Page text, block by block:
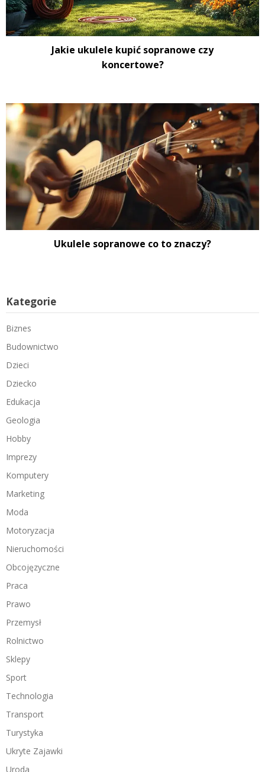
Jakie ukulele kupić sopranowe czy
koncertowe?
Ukulele sopranowe co to znaczy?
Kategorie
Biznes
Budownictwo
Dzieci
Dziecko
Edukacja
Geologia
Hobby
Imprezy
Komputery
Marketing
Moda
Motoryzacja
Nieruchomości
Obcojęzyczne
Praca
Prawo
Przemysł
Rolnictwo
Sklepy
Sport
Technologia
Transport
Turystyka
Ukryte Zajawki
Uroda